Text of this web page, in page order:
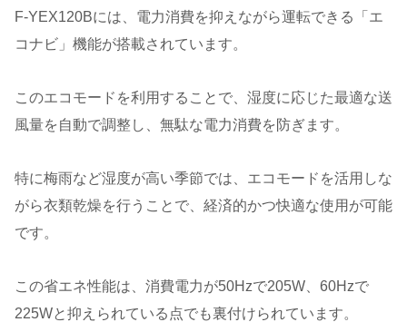
F-YEX120Bには、電力消費を抑えながら運転できる「エ
コナビ」機能が搭載されています。
このエコモードを利用することで、湿度に応じた最適な送
風量を自動で調整し、無駄な電力消費を防ぎます。
特に梅雨など湿度が高い季節では、エコモードを活用しな
がら衣類乾燥を行うことで、経済的かつ快適な使用が可能
です。
この省エネ性能は、消費電力が50Hzで205W、60Hzで
225Wと抑えられている点でも裏付けられています。